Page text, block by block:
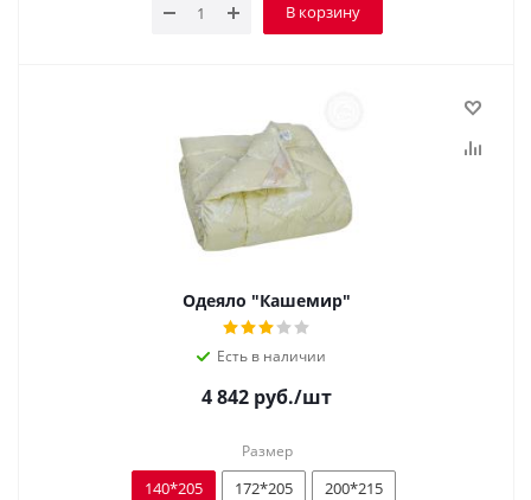
В корзину
Одеяло "Кашемир"
Есть в наличии
4 842 руб./шт
Размер
140*205 172*205 200*215